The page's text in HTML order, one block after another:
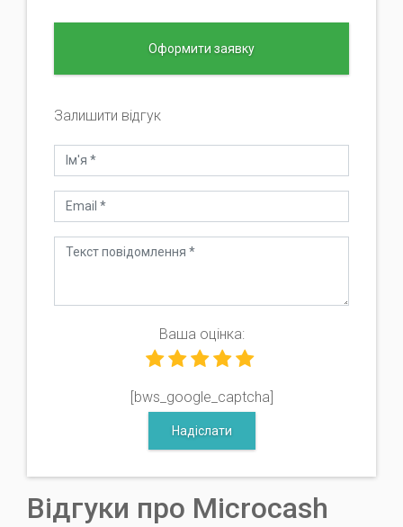
Оформити заявку
Залишити відгук
Ваша оцінка:
[bws_google_captcha]
Надіслати
Відгуки про Microcash